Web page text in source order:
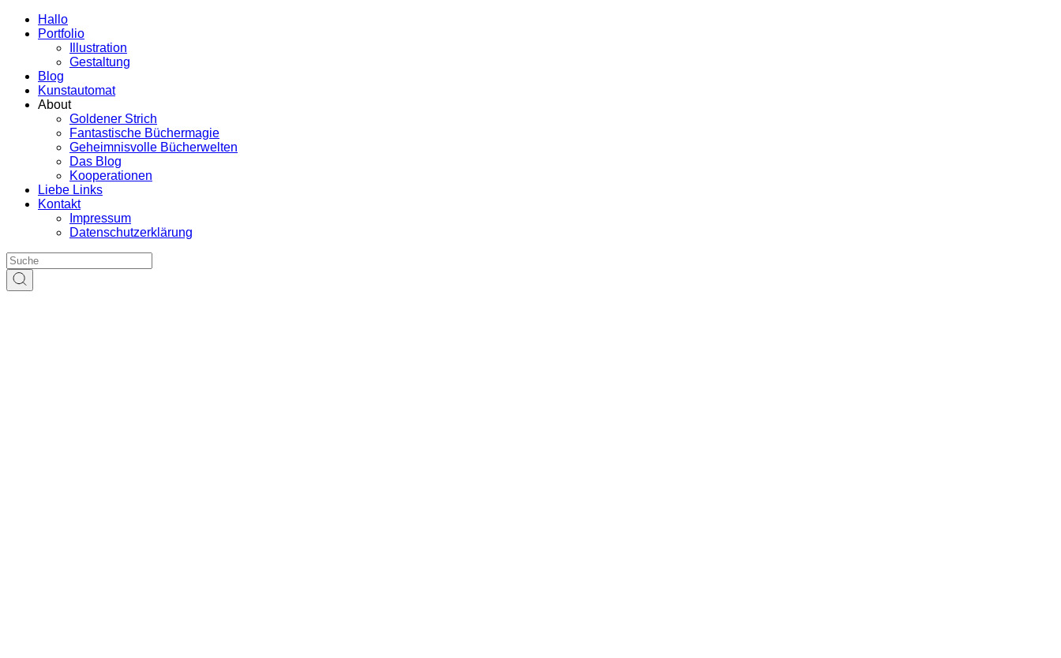
Hallo
Portfolio
Illustration
Gestaltung
Blog
Kunstautomat
About
Goldener Strich
Fantastische Büchermagie
Geheimnisvolle Bücherwelten
Das Blog
Kooperationen
Liebe Links
Kontakt
Impressum
Datenschutzerklärung